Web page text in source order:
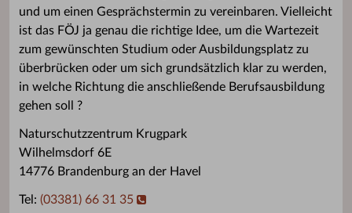
und um einen Gesprächstermin zu vereinbaren. Vielleicht
ist das FÖJ ja genau die richtige Idee, um die Wartezeit
zum gewünschten Studium oder Ausbildungsplatz zu
überbrücken oder um sich grundsätzlich klar zu werden,
in welche Richtung die anschließende Berufsausbildung
gehen soll ?
Naturschutzzentrum Krugpark
Wilhelmsdorf 6E
14776 Brandenburg an der Havel
Tel: (03381) 66 31 35